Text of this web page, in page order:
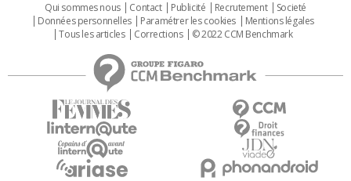
Qui sommes nous Contact Publicité Recrutement
Societé
Données personnelles
Paramétrer les cookies
Mentions légales
Tous les articles
Corrections © 2022 CCM Benchmark